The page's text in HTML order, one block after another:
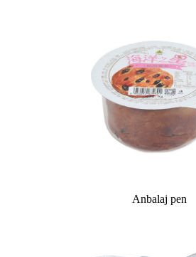
Anbalaj pen